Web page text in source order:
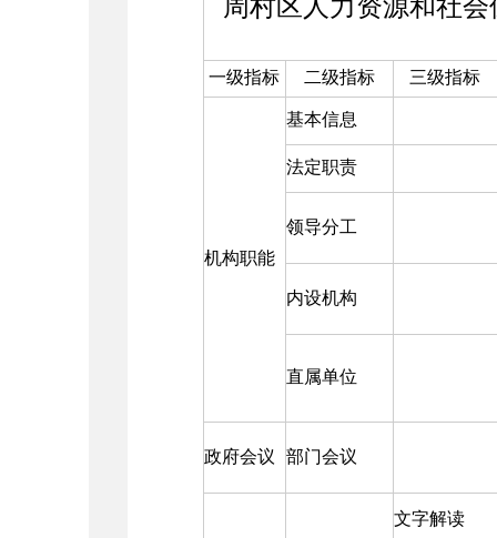
周村区人力资源和社
一级指标 二级指标 三级指标
机构职能
基本信息
法定职责
领导分工
内设机构
直属单位
政府会议 部门会议
文字解读